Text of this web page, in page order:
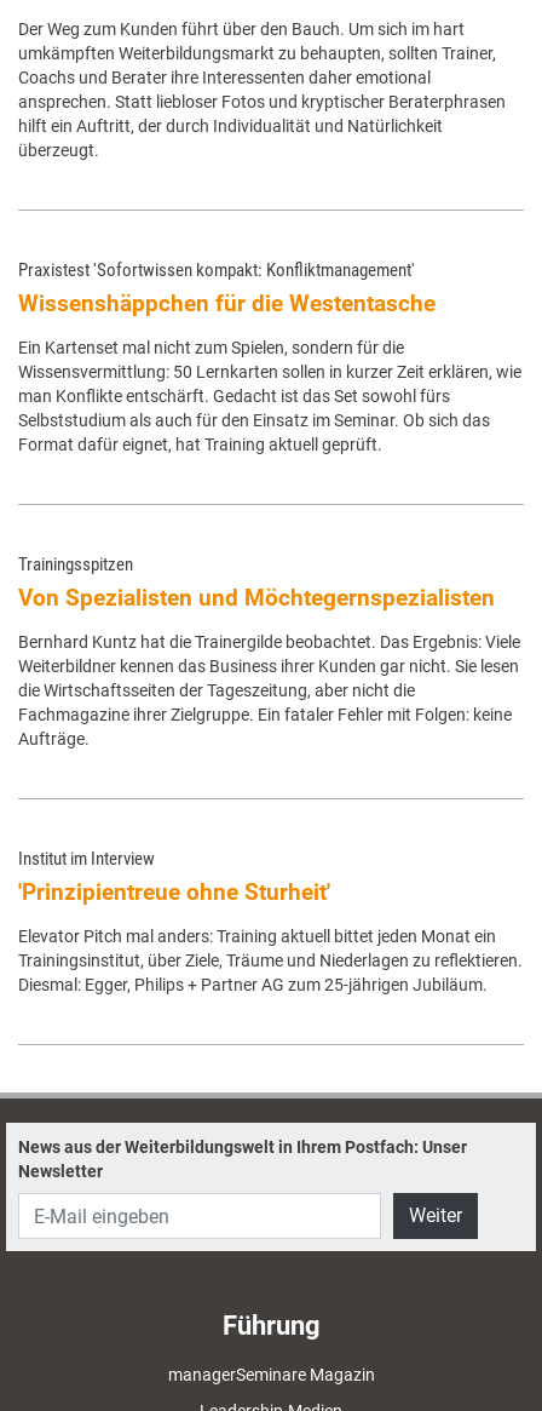
Der Weg zum Kunden führt über den Bauch. Um sich im hart
umkämpften Weiterbildungsmarkt zu behaupten, sollten Trainer,
Coachs und Berater ihre Interessenten daher emotional
ansprechen. Statt liebloser Fotos und kryptischer Beraterphrasen
hilft ein Auftritt, der durch Individualität und Natürlichkeit
überzeugt.
Praxistest 'Sofortwissen kompakt: Konfliktmanagement'
Wissenshäppchen für die Westentasche
Ein Kartenset mal nicht zum Spielen, sondern für die
Wissensvermittlung: 50 Lernkarten sollen in kurzer Zeit erklären, wie
man Konflikte entschärft. Gedacht ist das Set sowohl fürs
Selbststudium als auch für den Einsatz im Seminar. Ob sich das
Format dafür eignet, hat Training aktuell geprüft.
Trainingsspitzen
Von Spezialisten und Möchtegernspezialisten
Bernhard Kuntz hat die Trainergilde beobachtet. Das Ergebnis: Viele
Weiterbildner kennen das Business ihrer Kunden gar nicht. Sie lesen
die Wirtschaftsseiten der Tageszeitung, aber nicht die
Fachmagazine ihrer Zielgruppe. Ein fataler Fehler mit Folgen: keine
Aufträge.
Institut im Interview
'Prinzipientreue ohne Sturheit'
Elevator Pitch mal anders: Training aktuell bittet jeden Monat ein
Trainingsinstitut, über Ziele, Träume und Niederlagen zu reflektieren.
Diesmal: Egger, Philips + Partner AG zum 25-jährigen Jubiläum.
News aus der Weiterbildungswelt in Ihrem Postfach: Unser
Newsletter
Weiter
Führung
managerSeminare Magazin